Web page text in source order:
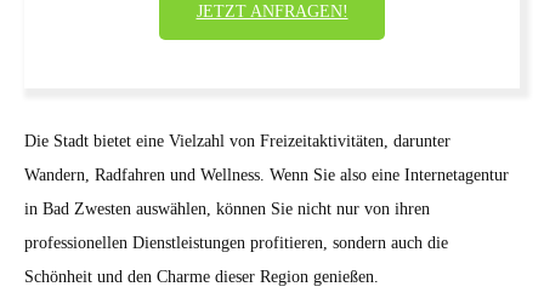
JETZT ANFRAGEN!
Die Stadt bietet eine Vielzahl von Freizeitaktivitäten, darunter
Wandern, Radfahren und Wellness. Wenn Sie also eine Internetagentur
in Bad Zwesten auswählen, können Sie nicht nur von ihren
professionellen Dienstleistungen profitieren, sondern auch die
Schönheit und den Charme dieser Region genießen.